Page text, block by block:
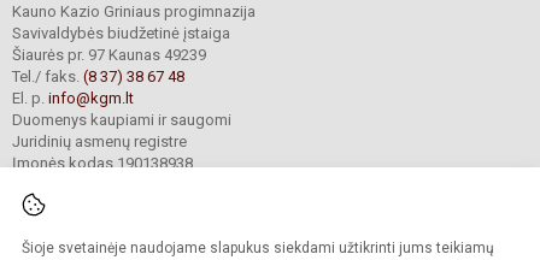
Šioje svetainėje naudojame slapukus siekdami užtikrinti jums teikiamų
Kauno Kazio Griniaus progimnazija
Savivaldybės biudžetinė įstaiga
Šiaurės pr. 97 Kaunas 49239
Tel./ faks. (8 37) 38 67 48
El. p. info@kgm.lt
Duomenys kaupiami ir saugomi
Juridinių asmenų registre
Įmonės kodas 190138938
© 2024. Kauno Kazio Griniaus progimnazija. Visos teisės saugomos.